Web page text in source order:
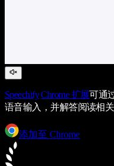
Speechify Chrome 扩展可通
语音输入，并解答阅读相
添加至 Chrome